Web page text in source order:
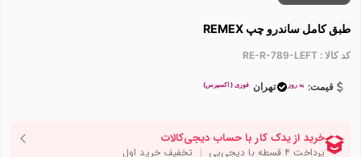
طبق کامل ساندرو چپ REMEX
کد کالا : RE-R-789-LEFT
قیمت: به روز تهران فوری ( اکسپرس)